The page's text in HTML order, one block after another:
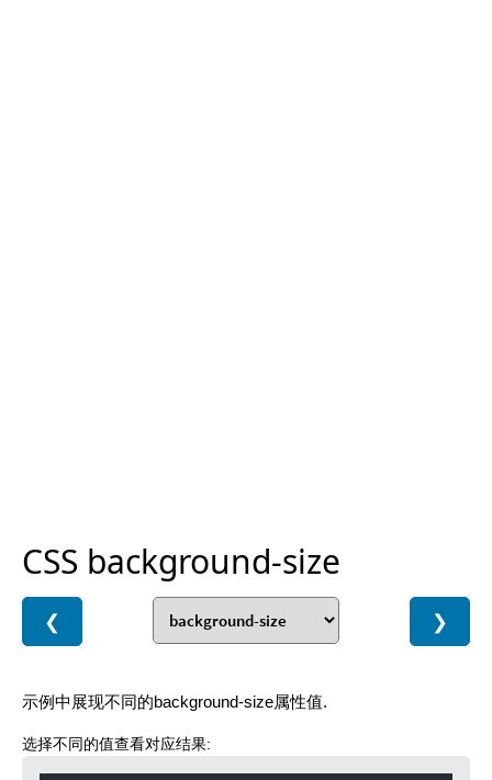
CSS background-size
❮ ❯
示例中展现不同的background-size属性值.
选择不同的值查看对应结果: